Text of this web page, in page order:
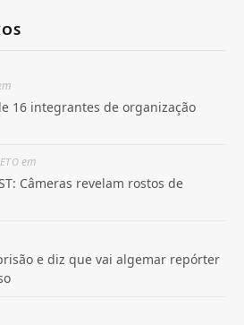
16 integrantes de organização
em
Câmeras revelam rostos de
e diz que vai algemar repórter